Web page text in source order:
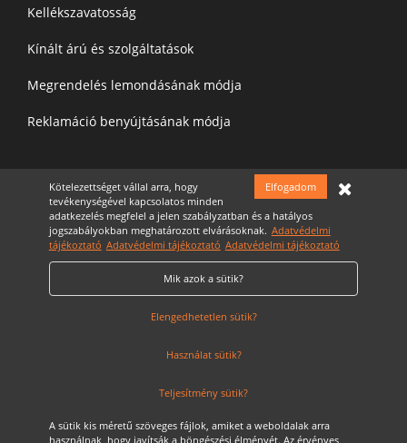
Kellékszavatosság
Kínált árú és szolgáltatások
Megrendelés lemondásának módja
Reklamáció benyújtásának módja
Felíratkozás a hírelevélre
Adatvédelmi nyilatkozatot
Elfogadom
Kötelezettséget vállal arra, hogy
tevékenységével kapcsolatos minden
adatkezelés megfelel a jelen szabályzatban és a hatályos
jogszabályokban meghatározott elvárásoknak. Adatvédelmi
tájékoztató Adatvédelmi tájékoztató Adatvédelmi tájékoztató
Mik azok a sütik?
Elengedhetetlen sütik?
Használat sütik?
Teljesítmény sütik?
A sütik kis méretű szöveges fájlok, amiket a weboldalak arra
használnak, hogy javítsák a böngészési élményét. Az érvényes